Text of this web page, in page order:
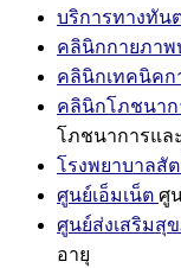
บริการทางทัน
คลินิกกายภาพ
คลินิกเทคนิคก
คลินิกโภชนาก
โภชนาการแล
โรงพยาบาลสั
ศูนย์เอ็มเน็ต ศู
ศูนย์ส่งเสริมสุ
อายุ